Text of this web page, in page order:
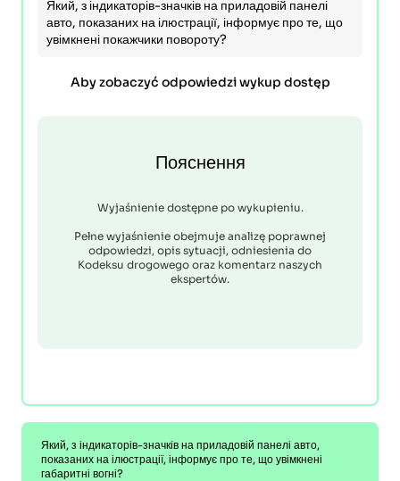
Який, з індикаторів-значків на приладовій панелі
авто, показаних на ілюстрації, інформує про те, що
увімкнені покажчики повороту?
Aby zobaczyć odpowiedzi wykup dostęp
Пояснення
Wyjaśnienie dostępne po wykupieniu.
Pełne wyjaśnienie obejmuje analizę poprawnej
odpowiedzi, opis sytuacji, odniesienia do
Kodeksu drogowego oraz komentarz naszych
ekspertów.
Який, з індикаторів-значків на приладовій панелі авто,
показаних на ілюстрації, інформує про те, що увімкнені
габаритні вогні?